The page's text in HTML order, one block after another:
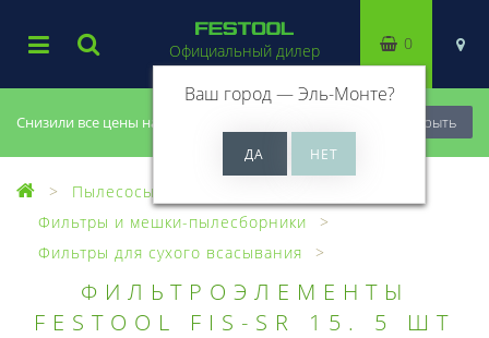
Снизили все цены на 20%, успей купить! Закрыть
Официальный дилер
Ваш город —Эль-Монте?
0
Пылесосы
Фильтры и мешки-пылесборники
Фильтры для сухого всасывания
ФИЛЬТРОЭЛЕМЕНТЫ
FESTOOL FIS-SR 15. 5 ШТ